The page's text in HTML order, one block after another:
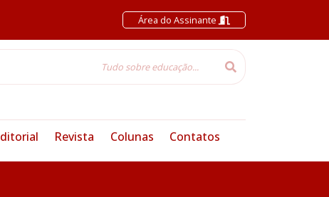
Área do Assinante
Revista Colunas Contatos